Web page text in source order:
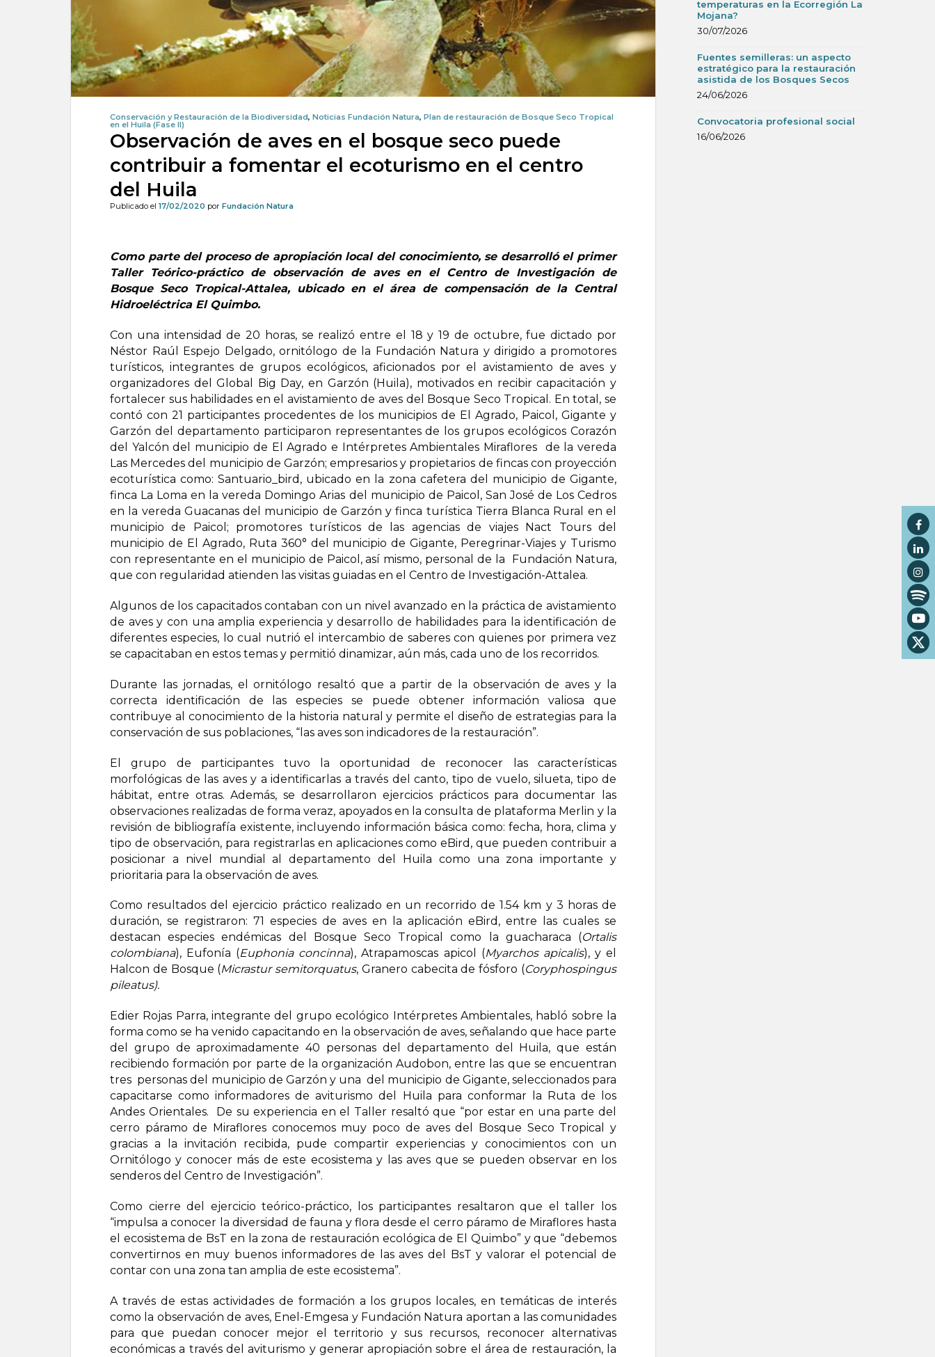
Conservación y Restauración de la Biodiversidad, Noticias Fundación Natura, Plan de restauración de Bosque Seco Tropical
en el Huila (Fase II)
Observación de aves en el bosque seco puede
contribuir a fomentar el ecoturismo en el centro
del Huila
Publicado el 17/02/2020 por Fundación Natura
Como parte del proceso de apropiación local del conocimiento, se desarrolló el primer
Taller Teórico-práctico de observación de aves en el Centro de Investigación de
Bosque Seco Tropical-Attalea, ubicado en el área de compensación de la Central
Hidroeléctrica El Quimbo.
Con una intensidad de 20 horas, se realizó entre el 18 y 19 de octubre, fue dictado por
Néstor Raúl Espejo Delgado, ornitólogo de la Fundación Natura y dirigido a promotores
turísticos, integrantes de grupos ecológicos, aficionados por el avistamiento de aves y
organizadores del Global Big Day, en Garzón (Huila), motivados en recibir capacitación y
fortalecer sus habilidades en el avistamiento de aves del Bosque Seco Tropical. En total, se
contó con 21 participantes procedentes de los municipios de El Agrado, Paicol, Gigante y
Garzón del departamento participaron representantes de los grupos ecológicos Corazón
del Yalcón del municipio de El Agrado e Intérpretes Ambientales Miraflores de la vereda
Las Mercedes del municipio de Garzón; empresarios y propietarios de fincas con proyección
ecoturística como: Santuario_bird, ubicado en la zona cafetera del municipio de Gigante,
finca La Loma en la vereda Domingo Arias del municipio de Paicol, San José de Los Cedros
en la vereda Guacanas del municipio de Garzón y finca turística Tierra Blanca Rural en el
municipio de Paicol; promotores turísticos de las agencias de viajes Nact Tours del
municipio de El Agrado, Ruta 360° del municipio de Gigante, Peregrinar-Viajes y Turismo
con representante en el municipio de Paicol, así mismo, personal de la Fundación Natura,
que con regularidad atienden las visitas guiadas en el Centro de Investigación-Attalea.
Algunos de los capacitados contaban con un nivel avanzado en la práctica de avistamiento
de aves y con una amplia experiencia y desarrollo de habilidades para la identificación de
diferentes especies, lo cual nutrió el intercambio de saberes con quienes por primera vez
se capacitaban en estos temas y permitió dinamizar, aún más, cada uno de los recorridos.
Durante las jornadas, el ornitólogo resaltó que a partir de la observación de aves y la
correcta identificación de las especies se puede obtener información valiosa que
contribuye al conocimiento de la historia natural y permite el diseño de estrategias para la
conservación de sus poblaciones, “las aves son indicadores de la restauración”.
El grupo de participantes tuvo la oportunidad de reconocer las características
morfológicas de las aves y a identificarlas a través del canto, tipo de vuelo, silueta, tipo de
hábitat, entre otras. Además, se desarrollaron ejercicios prácticos para documentar las
observaciones realizadas de forma veraz, apoyados en la consulta de plataforma Merlin y la
revisión de bibliografía existente, incluyendo información básica como: fecha, hora, clima y
tipo de observación, para registrarlas en aplicaciones como eBird, que pueden contribuir a
posicionar a nivel mundial al departamento del Huila como una zona importante y
prioritaria para la observación de aves.
Como resultados del ejercicio práctico realizado en un recorrido de 1.54 km y 3 horas de
duración, se registraron: 71 especies de aves en la aplicación eBird, entre las cuales se
destacan especies endémicas del Bosque Seco Tropical como la guacharaca (Ortalis
colombiana), Eufonía (Euphonia concinna), Atrapamoscas apicol (Myarchos apicalis), y el
Halcon de Bosque (Micrastur semitorquatus, Granero cabecita de fósforo (Coryphospingus
pileatus).
Edier Rojas Parra, integrante del grupo ecológico Intérpretes Ambientales, habló sobre la
forma como se ha venido capacitando en la observación de aves, señalando que hace parte
del grupo de aproximadamente 40 personas del departamento del Huila, que están
recibiendo formación por parte de la organización Audobon, entre las que se encuentran
tres personas del municipio de Garzón y una del municipio de Gigante, seleccionados para
capacitarse como informadores de aviturismo del Huila para conformar la Ruta de los
Andes Orientales. De su experiencia en el Taller resaltó que “por estar en una parte del
cerro páramo de Miraflores conocemos muy poco de aves del Bosque Seco Tropical y
gracias a la invitación recibida, pude compartir experiencias y conocimientos con un
Ornitólogo y conocer más de este ecosistema y las aves que se pueden observar en los
senderos del Centro de Investigación”.
Como cierre del ejercicio teórico-práctico, los participantes resaltaron que el taller los
“impulsa a conocer la diversidad de fauna y flora desde el cerro páramo de Miraflores hasta
el ecosistema de BsT en la zona de restauración ecológica de El Quimbo” y que “debemos
convertirnos en muy buenos informadores de las aves del BsT y valorar el potencial de
contar con una zona tan amplia de este ecosistema”.
A través de estas actividades de formación a los grupos locales, en temáticas de interés
como la observación de aves, Enel-Emgesa y Fundación Natura aportan a las comunidades
para que puedan conocer mejor el territorio y sus recursos, reconocer alternativas
económicas a través del aviturismo y generar apropiación sobre el área de restauración, la
temperaturas en la Ecorregión La
Mojana?
30/07/2026
Fuentes semilleras: un aspecto
estratégico para la restauración
asistida de los Bosques Secos
24/06/2026
Convocatoria profesional social
16/06/2026